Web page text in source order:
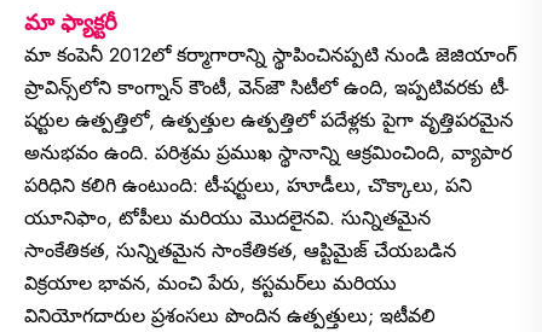
మా ఫ్యాక్టరీ
మా కంపెనీ 2012లో కర్మాగారాన్ని స్థాపించినప్పటి నుండి జెజియాంగ్
ప్రావిన్స్‌లోని కాంగ్నాన్ కౌంటీ, వెన్‌జౌ సిటీలో ఉంది, ఇప్పటివరకు టీ-
షర్టుల ఉత్పత్తిలో, ఉత్పత్తుల ఉత్పత్తిలో పదేళ్లకు పైగా వృత్తిపరమైన
అనుభవం ఉంది. పరిశ్రమ ప్రముఖ స్థానాన్ని ఆక్రమించింది, వ్యాపార
పరిధిని కలిగి ఉంటుంది: టీ-షర్టులు, హూడీలు, చొక్కాలు, పని
యూనిఫాం, టోపీలు మరియు మొదలైనవి. సున్నితమైన
సాంకేతికత, సున్నితమైన సాంకేతికత, ఆప్టిమైజ్ చేయబడిన
విక్రయాల భావన, మంచి పేరు, కస్టమర్‌లు మరియు
వినియోగదారుల ప్రశంసలు పొందిన ఉత్పత్తులు; ఇటీవలి